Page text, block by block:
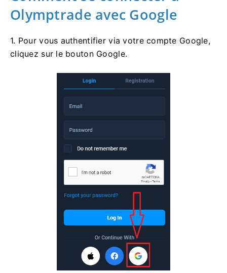
Olymptrade avec Google
1. Pour vous authentifier via votre compte Google,
cliquez sur le bouton Google.